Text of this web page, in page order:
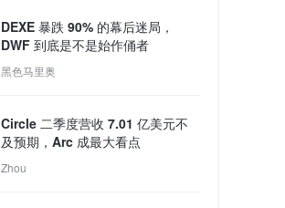
DEXE 暴跌 90% 的幕后迷局，
DWF 到底是不是始作俑者
黑色马里奥
Circle 二季度营收 7.01 亿美元不
及预期，Arc 成最大看点
Zhou